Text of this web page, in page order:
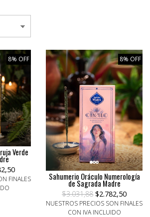
8% OFF
Verde
FINALES
8% OFF
Sahumerio Oráculo Numerología
de Sagrada Madre
$3.031,88 $2.782,50
NUESTROS PRECIOS SON FINALES
CON IVA INCLUIDO